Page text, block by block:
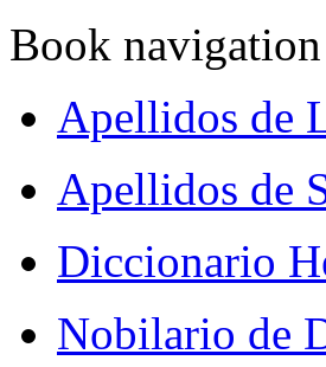
Book navigation
Apellidos de
Apellidos de
Diccionario
Nobilario de